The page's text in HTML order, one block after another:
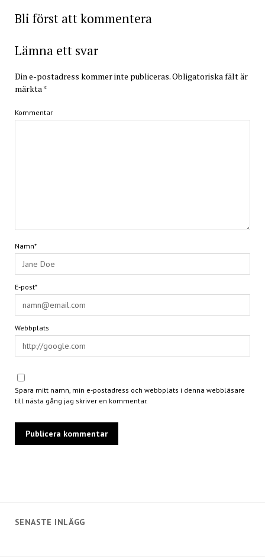
SENASTE INLÄGG
Bli först att kommentera
Lämna ett svar
Din e-postadress kommer inte publiceras.Obligatoriska fält är
märkta *
Kommentar
Namn*
E-post*
Webbplats
Spara mitt namn, min e-postadress och webbplats i denna webbläsare
till nästa gång jag skriver en kommentar.